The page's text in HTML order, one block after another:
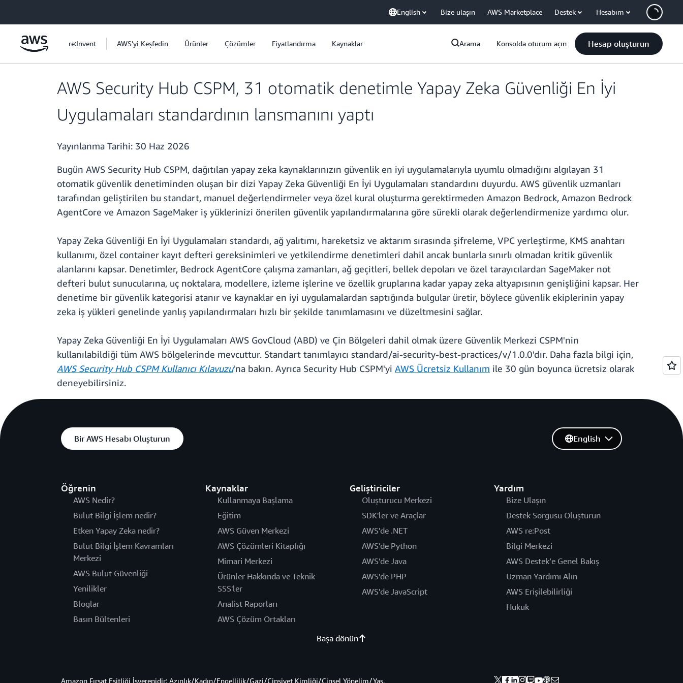
English Bize ulaşın AWS Marketplace Destek Hesabım
re:Invent AWS'yi Keşfedin Ürünler Çözümler Fiyatlandırma Kaynaklar Arama Konsolda oturum açın Hesap oluşturun
AWS Security Hub CSPM, 31 otomatik denetimle Yapay Zeka Güvenliği En İyi
Uygulamaları standardının lansmanını yaptı
Yayınlanma Tarihi: 30 Haz 2026
Bugün AWS Security Hub CSPM, dağıtılan yapay zeka kaynaklarınızın güvenlik en iyi uygulamalarıyla uyumlu olmadığını algılayan 31
otomatik güvenlik denetiminden oluşan bir dizi Yapay Zeka Güvenliği En İyi Uygulamaları standardını duyurdu. AWS güvenlik uzmanları
tarafından geliştirilen bu standart, manuel değerlendirmeler veya özel kural oluşturma gerektirmeden Amazon Bedrock, Amazon Bedrock
AgentCore ve Amazon SageMaker iş yüklerinizi önerilen güvenlik yapılandırmalarına göre sürekli olarak değerlendirmenize yardımcı olur.
Yapay Zeka Güvenliği En İyi Uygulamaları standardı, ağ yalıtımı, hareketsiz ve aktarım sırasında şifreleme, VPC yerleştirme, KMS anahtarı
kullanımı, özel container kayıt defteri gereksinimleri ve yetkilendirme denetimleri dahil ancak bunlarla sınırlı olmadan kritik güvenlik
alanlarını kapsar. Denetimler, Bedrock AgentCore çalışma zamanları, ağ geçitleri, bellek depoları ve özel tarayıcılardan SageMaker not
defteri bulut sunucularına, uç noktalara, modellere, izleme işlerine ve özellik gruplarına kadar yapay zeka altyapısının genişliğini kapsar. Her
denetime bir güvenlik kategorisi atanır ve kaynaklar en iyi uygulamalardan saptığında bulgular üretir, böylece güvenlik ekiplerinin yapay
zeka iş yükleri genelinde yanlış yapılandırmaları hızlı bir şekilde tanımlamasını ve düzeltmesini sağlar.
Yapay Zeka Güvenliği En İyi Uygulamaları AWS GovCloud (ABD) ve Çin Bölgeleri dahil olmak üzere Güvenlik Merkezi CSPM'nin
kullanılabildiği tüm AWS bölgelerinde mevcuttur. Standart tanımlayıcı standard/ai-security-best-practices/v/1.0.0'dır. Daha fazla bilgi için,
AWS Security Hub CSPM Kullanıcı Kılavuzu'na bakın. Ayrıca Security Hub CSPM'yi AWS Ücretsiz Kullanım ile 30 gün boyunca ücretsiz olarak
deneyebilirsiniz.
Bir AWS Hesabı Oluşturun
Öğrenin
AWS Nedir?
Bulut Bilgi İşlem nedir?
Etken Yapay Zeka nedir?
Bulut Bilgi İşlem Kavramları
Merkezi
AWS Bulut Güvenliği
Yenilikler
Bloglar
Basın Bültenleri
Kaynaklar
Kullanmaya Başlama
Eğitim
AWS Güven Merkezi
AWS Çözümleri Kitaplığı
Mimari Merkezi
Ürünler Hakkında ve Teknik
SSS'ler
Analist Raporları
AWS Çözüm Ortakları
Geliştiriciler
Oluşturucu Merkezi
SDK'ler ve Araçlar
AWS'de .NET
AWS'de Python
AWS'de Java
AWS'de PHP
AWS'de JavaScript
Yardım
Bize Ulaşın
Destek Sorgusu Oluşturun
AWS re:Post
Bilgi Merkezi
AWS Destek’e Genel Bakış
Uzman Yardımı Alın
AWS Erişilebilirliği
Hukuk
English
Başa dönün
Amazon Fırsat Eşitliği İşverenidir: Azınlık/Kadın/Engellilik/Gazi/Cinsiyet Kimliği/Cinsel Yönelim/Yaş.